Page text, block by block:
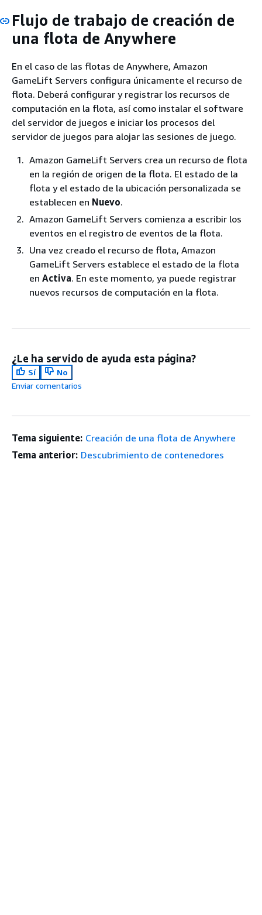
Flujo de trabajo de creación de
una flota de Anywhere
En el caso de las flotas de Anywhere, Amazon
GameLift Servers configura únicamente el recurso de
flota. Deberá configurar y registrar los recursos de
computación en la flota, así como instalar el software
del servidor de juegos e iniciar los procesos del
servidor de juegos para alojar las sesiones de juego.
Amazon GameLift Servers crea un recurso de flota
en la región de origen de la flota. El estado de la
flota y el estado de la ubicación personalizada se
establecen en Nuevo.
Amazon GameLift Servers comienza a escribir los
eventos en el registro de eventos de la flota.
Una vez creado el recurso de flota, Amazon
GameLift Servers establece el estado de la flota
en Activa. En este momento, ya puede registrar
nuevos recursos de computación en la flota.
¿Le ha servido de ayuda esta página?
Sí
No
Enviar comentarios
Tema siguiente: Creación de una flota de Anywhere
Tema anterior: Descubrimiento de contenedores